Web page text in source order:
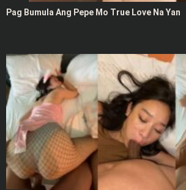
Pag Bumula Ang Pepe Mo True Love Na Yan